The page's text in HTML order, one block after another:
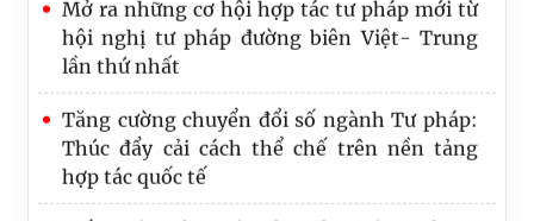
hội nghị tư pháp đường biên Việt- Trung
lần thứ nhất
Tăng cường chuyển đổi số ngành Tư pháp:
Thúc đẩy cải cách thể chế trên nền tảng
hợp tác quốc tế
Tiếp Đoàn công tác của Liên đoàn Luật sư